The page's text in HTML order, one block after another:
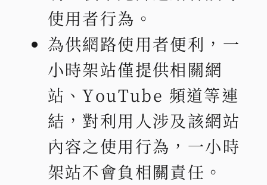
使用者行為。
為供網路使用者便利，一
小時架站僅提供相關網
站、YouTube 頻道等連
結，對利用人涉及該網站
內容之使用行為，一小時
架站不會負相關責任。